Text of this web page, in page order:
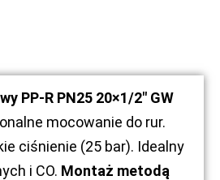
PP-R PN25 20×1/2″ GW
mocowanie do rur.
ciśnienie (25 bar). Idealny
i CO. Montaż metodą